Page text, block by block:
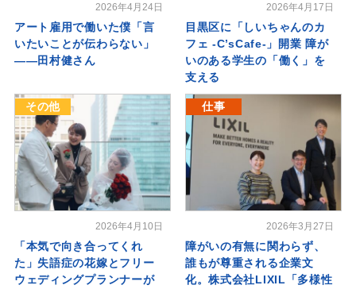
2026年4月24日
アート雇用で働いた僕「言
いたいことが伝わらない」
――田村健さん
2026年4月17日
目黒区に「しいちゃんのカ
フェ -C’sCafe-」開業 障が
いのある学生の「働く」を
支える
その他
2026年4月10日
「本気で向き合ってくれ
た」失語症の花嫁とフリー
ウェディングプランナーが
仕事
2026年3月27日
障がいの有無に関わらず、
誰もが尊重される企業文
化。株式会社LIXIL「多様性